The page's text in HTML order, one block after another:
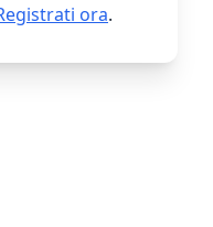
ora.